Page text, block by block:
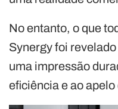
No entanto, o que
Synergy foi
uma impressão
eficiência e ao